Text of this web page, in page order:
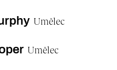
Umělec
Umělec